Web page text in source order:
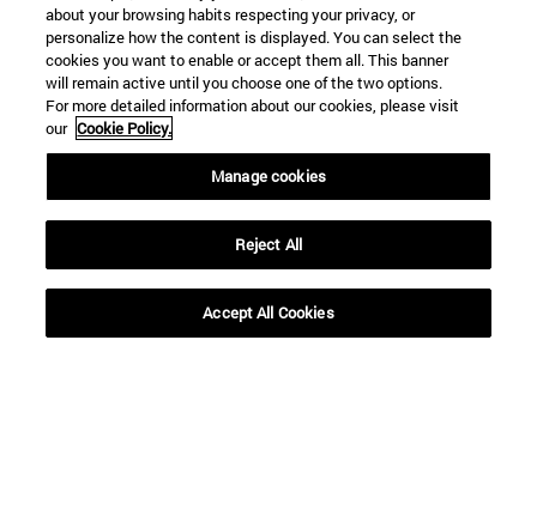
(abre en nueva ventana)
about your browsing habits respecting your privacy, or
personalize how the content is displayed. You can select the
cookies you want to enable or accept them all. This banner
will remain active until you choose one of the two options.
For more detailed information about our cookies, please visit
our Cookie Policy.
Manage cookies
Reject All
Accept All Cookies